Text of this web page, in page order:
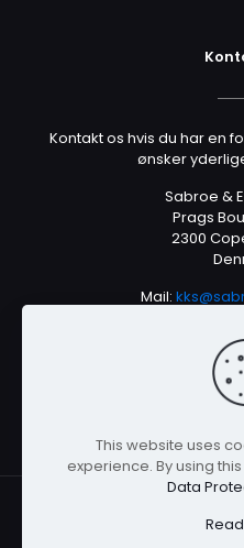
Kontakt os hvis du har en
ønsker
Sabroe &
Prags
2300
Mail:
VAT No.
This website uses
experience. By using
Data